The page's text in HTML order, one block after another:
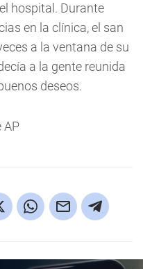
hospital. Durante
en la clínica, el san
a la ventana de su
a la gente reunida
deseos.
AP